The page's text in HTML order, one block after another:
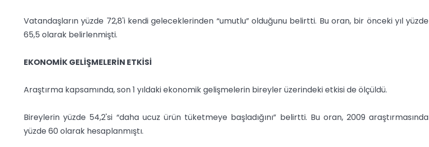
Vatandaşların yüzde 72,8'i kendi geleceklerinden “umutlu” olduğunu belirtti. Bu oran, bir önceki yıl yüzde
65,5 olarak belirlenmişti.
EKONOMİK GELİŞMELERİN ETKİSİ
Araştırma kapsamında, son 1 yıldaki ekonomik gelişmelerin bireyler üzerindeki etkisi de ölçüldü.
Bireylerin yüzde 54,2'si “daha ucuz ürün tüketmeye başladığını” belirtti. Bu oran, 2009 araştırmasında
yüzde 60 olarak hesaplanmıştı.